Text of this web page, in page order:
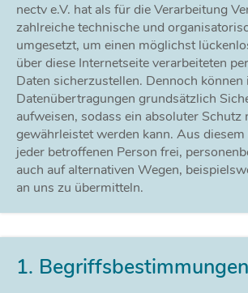
nectv e.V. hat als für die Verarbeitung
zahlreiche technische und
umgesetzt, um einen möglichst
über diese Internetseite verarbeiteten
Daten sicherzustellen. Dennoch
Datenübertragungen grundsätzlich
aufweisen, sodass ein absoluter Schutz
gewährleistet werden kann. Aus
jeder betroffenen Person frei,
auch auf alternativen Wegen,
an uns zu übermitteln.
1. Begriffsbestimmungen